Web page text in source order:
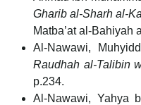
Gharib al-Sharh al-
Matba’at al-Bahiyah
Al-Nawawi,
Raudhah al-Talibin
p.234.
Al-Nawawi, Yahya